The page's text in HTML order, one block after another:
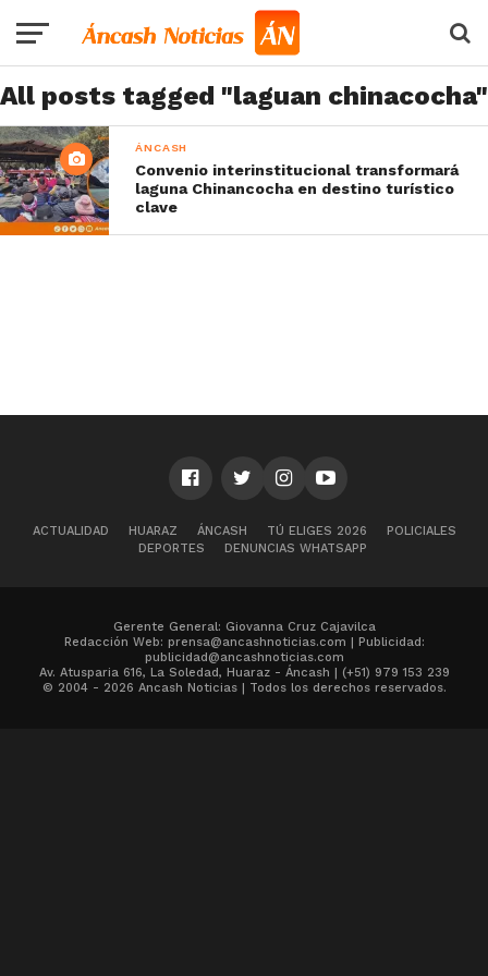
All posts tagged "laguan chinacocha"
ÁNCASH
Convenio interinstitucional transformará
laguna Chinancocha en destino turístico
clave
ACTUALIDAD HUARAZ ÁNCASH TÚ ELIGES 2026
POLICIALES
DEPORTES
DENUNCIAS WHATSAPP
Gerente General: Giovanna Cruz Cajavilca
Redacción Web: prensa@ancashnoticias.com | Publicidad:
publicidad@ancashnoticias.com
Av. Atusparia 616, La Soledad, Huaraz - Áncash | (+51) 979 153 239
© 2004 - 2026 Ancash Noticias | Todos los derechos reservados.